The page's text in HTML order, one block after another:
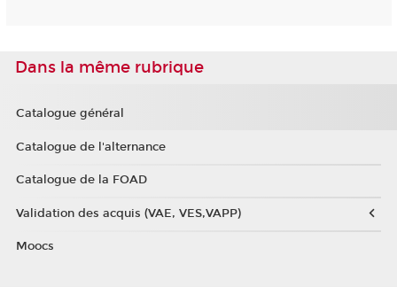
Dans la même rubrique
Catalogue général
Catalogue de l'alternance
Catalogue de la FOAD
Validation des acquis (VAE, VES,VAPP)
Moocs